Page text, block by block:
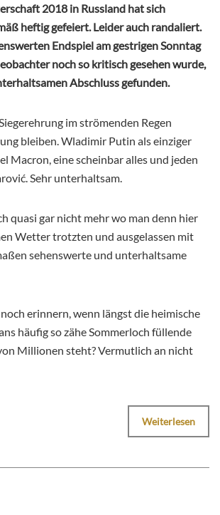
2018 in Russland hat sich
heftig gefeiert. Leider auch randaliert.
Endspiel am gestrigen Sonntag
noch so kritisch gesehen wurde,
Abschluss gefunden.
im strömenden Regen
bleiben. Wladimir Putin als einziger
Macron, eine scheinbar alles und jeden
Sehr unterhaltsam.
quasi gar nicht mehr wo man denn hier
Wetter trotzten und ausgelassen mit
sehenswerte und unterhaltsame
erinnern, wenn längst die heimische
häufig so zähe Sommerloch füllende
Millionen steht? Vermutlich an nicht
Weiterlesen